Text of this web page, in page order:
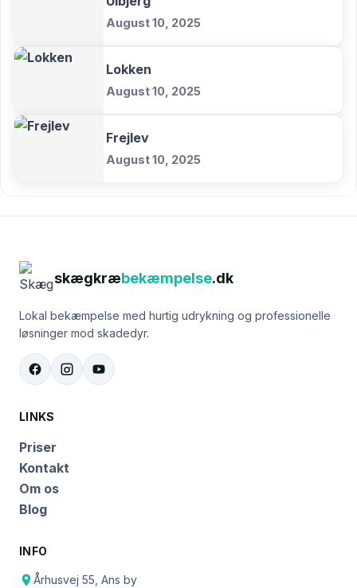
August 10, 2025
Lokken
August 10, 2025
Frejlev
August 10, 2025
skægkræbekæmpelse.dk
Lokal bekæmpelse med hurtig udrykning og professionelle
løsninger mod skadedyr.
LINKS
Priser
Kontakt
Om os
Blog
INFO
Århusvej 55, Ans by